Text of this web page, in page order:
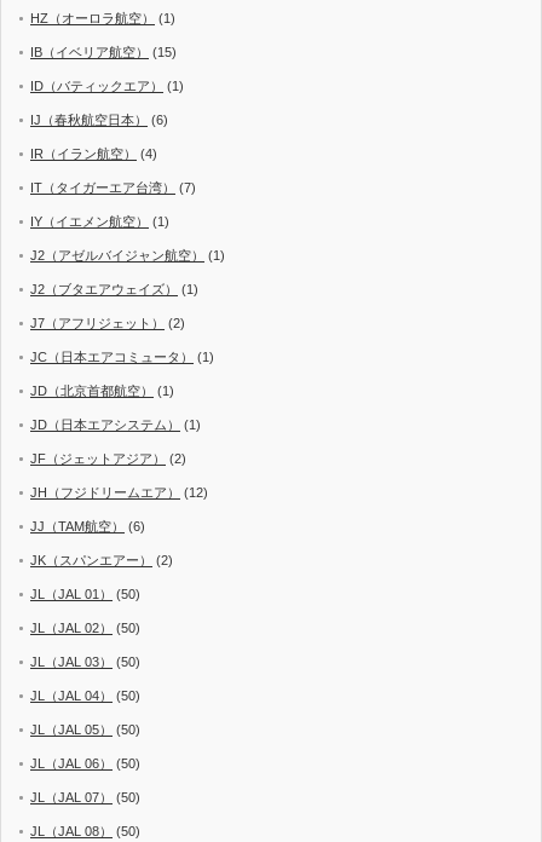
HZ（オーロラ航空） (1)
IB（イベリア航空） (15)
ID（バティックエア） (1)
IJ（春秋航空日本） (6)
IR（イラン航空） (4)
IT（タイガーエア台湾） (7)
IY（イエメン航空） (1)
J2（アゼルバイジャン航空） (1)
J2（ブタエアウェイズ） (1)
J7（アフリジェット） (2)
JC（日本エアコミュータ） (1)
JD（北京首都航空） (1)
JD（日本エアシステム） (1)
JF（ジェットアジア） (2)
JH（フジドリームエア） (12)
JJ（TAM航空） (6)
JK（スパンエアー） (2)
JL（JAL 01） (50)
JL（JAL 02） (50)
JL（JAL 03） (50)
JL（JAL 04） (50)
JL（JAL 05） (50)
JL（JAL 06） (50)
JL（JAL 07） (50)
JL（JAL 08） (50)